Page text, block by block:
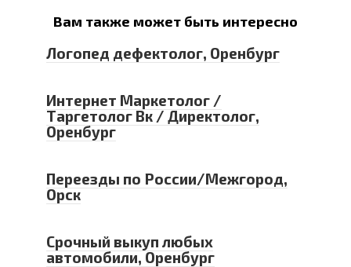
Вам также может быть интересно
Логопед дефектолог, Оренбург
Интернет Маркетолог /
Таргетолог Вк / Директолог,
Оренбург
Переезды по России/Межгород,
Орск
Срочный выкуп любых
автомобили, Оренбург